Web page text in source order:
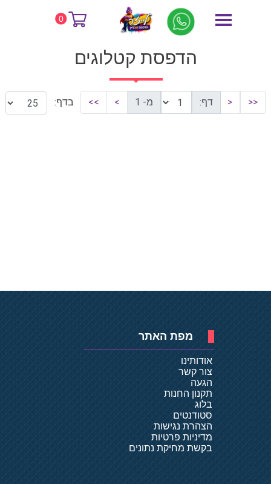
0 דף הבית הדפסת קטלוגים
הדפסת קטלוגים
<<
< דף: מ- 1 >
>> בדף:
מפת האתר
אודותינו
צור קשר
הגעה
תקנון החנות
בלוג
סטודנטים
הצהרת נגישות
מדיניות פרטיות
בקשת מחיקת נתונים